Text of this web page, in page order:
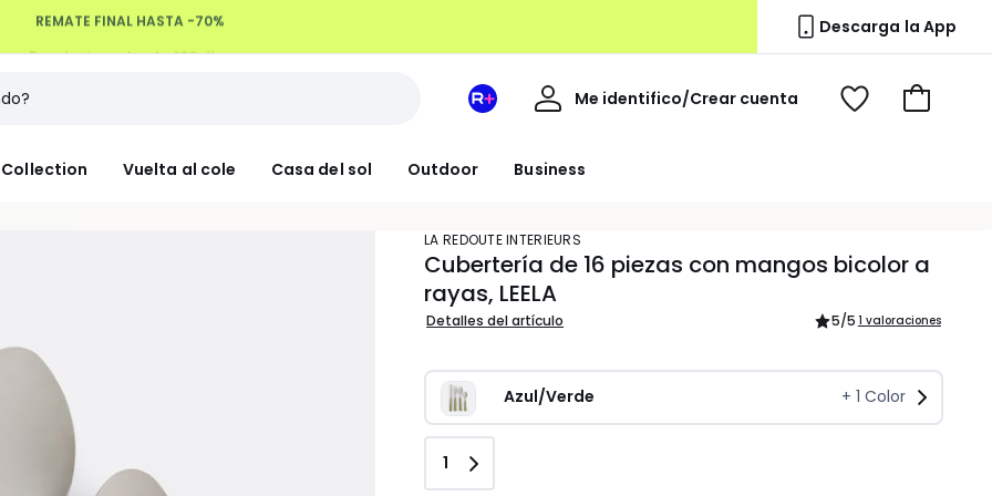
Devoluciones hasta 100 días Descarga la App
Collection Vuelta al cole Casa del sol Outdoor Business
Mi
Redoute
Me identifico/Crear cuenta
Mi
Ver
Ir
LA REDOUTE INTERIEURS
Cubertería de 16 piezas con mangos bicolor a
rayas, LEELA
Detalles del artículo 5/5 1 valoraciones
Azul/Verde + 1 Color
Cantidad
1